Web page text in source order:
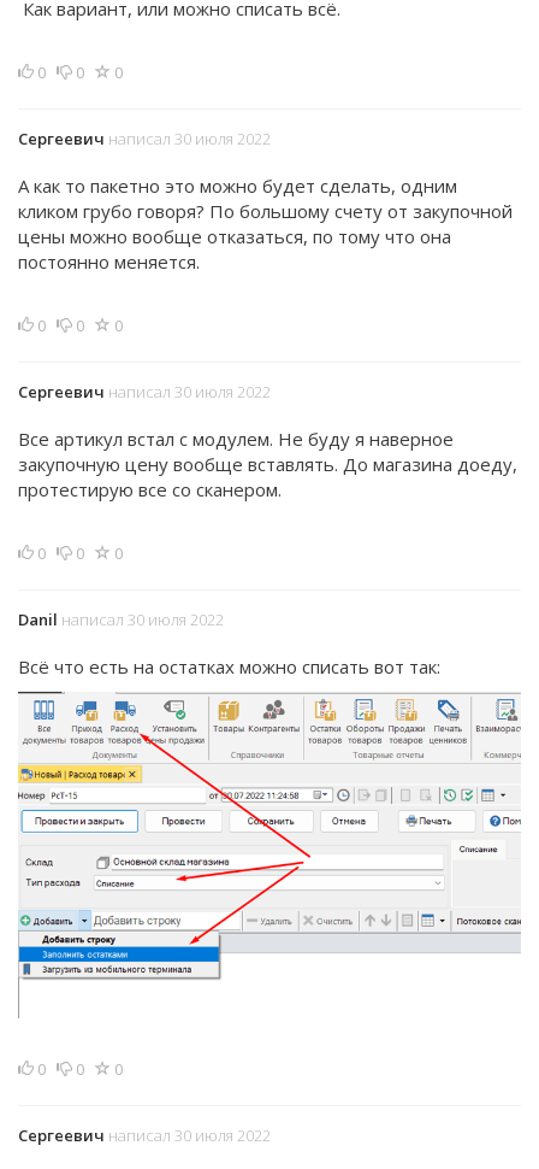
Как вариант, или можно списать всё.
0 0 0
Сергеевич написал 30 июля 2022
А как то пакетно это можно будет сделать, одним
кликом грубо говоря? По большому счету от закупочной
цены можно вообще отказаться, по тому что она
постоянно меняется.
0 0 0
Сергеевич написал 30 июля 2022
Все артикул встал с модулем. Не буду я наверное
закупочную цену вообще вставлять. До магазина доеду,
протестирую все со сканером.
0 0 0
Danil написал 30 июля 2022
Всё что есть на остатках можно списать вот так:
0 0 0
Сергеевич написал 30 июля 2022